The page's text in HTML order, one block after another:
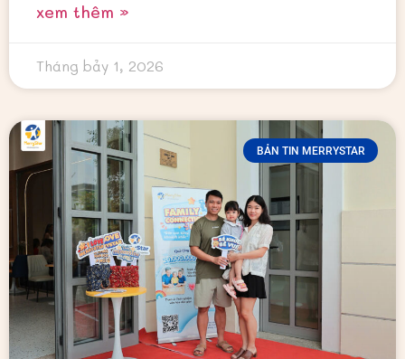
xem thêm »
Tháng bảy 1, 2026
BẢN TIN MERRYSTAR